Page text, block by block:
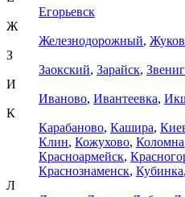
Егорьевск
Ж
Железнодорожный,
З
Заокский, Зарайск,
И
Иваново, Ивантеевка,
К
Карабаново, Кашира,
Клин, Кожухово, Коломна
Красноармейск,
Краснознаменск, Кубинка,
Л